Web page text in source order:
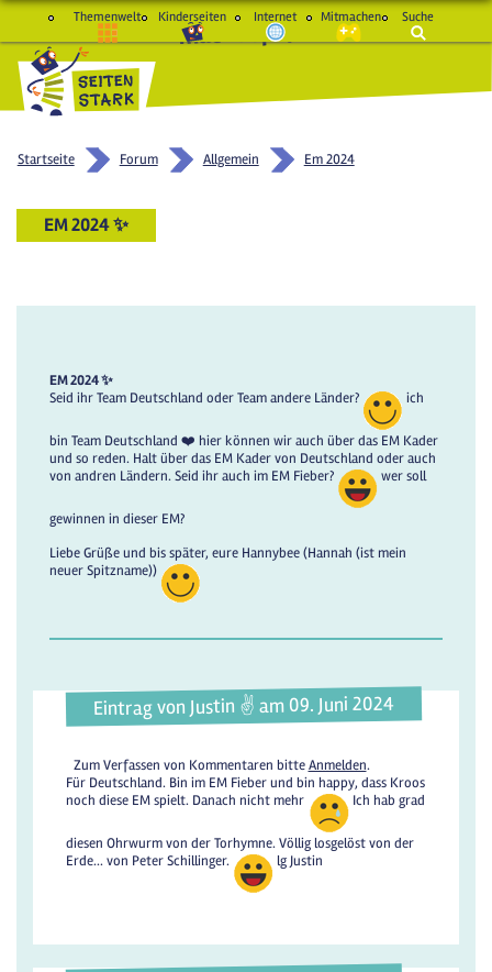
Themenwelt Kinderseiten Internet Mitmachen Suche
macht Spaß und schlau
Startseite Forum Allgemein Em 2024
EM 2024 ✨️
EM 2024 ✨️
Seid ihr Team Deutschland oder Team andere Länder?
ich
bin Team Deutschland ❤️ hier können wir auch über das EM Kader
und so reden. Halt über das EM Kader von Deutschland oder auch
von andren Ländern. Seid ihr auch im EM Fieber?
wer soll
gewinnen in dieser EM?
Liebe Grüße und bis später, eure Hannybee (Hannah (ist mein
neuer Spitzname))
Eintrag von Justin ✌️ am 09. Juni 2024
Zum Verfassen von Kommentaren bitteAnmelden.
Für Deutschland. Bin im EM Fieber und bin happy, dass Kroos
noch diese EM spielt. Danach nicht mehr
Ich hab grad
diesen Ohrwurm von der Torhymne. Völlig losgelöst von der
Erde... von Peter Schillinger.
lg Justin